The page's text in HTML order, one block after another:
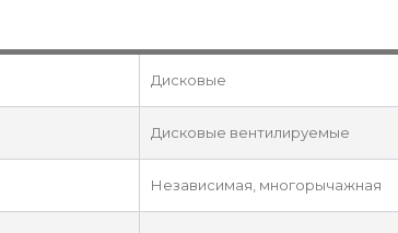
Дисковые
Дисковые вентилируемые
Независимая, многорычажная